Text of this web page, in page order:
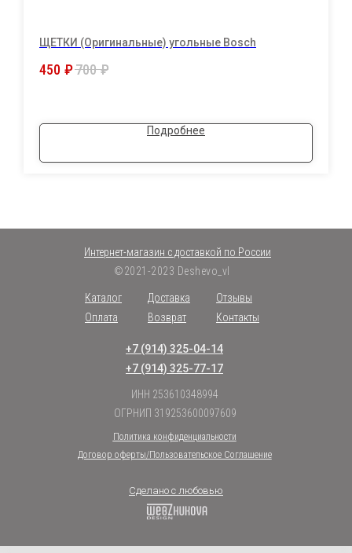
ЩЕТКИ (Оригинальные) угольные Bosch
450 ₽700 ₽
Подробнее
©2021-2023 Deshevo_vl
Каталог
Интернет-магазин с доставкой по России
Возврат
Отзывы
Оплата
Контакты
Доставка
ИНН 253610348994
ОГРНИП 319253600097609
Политика конфиденциальности
Договор оферты/Пользовательское Соглашение
+7 (914) 325-04-14
+7 (914) 325-77-17
Сделано с любовью